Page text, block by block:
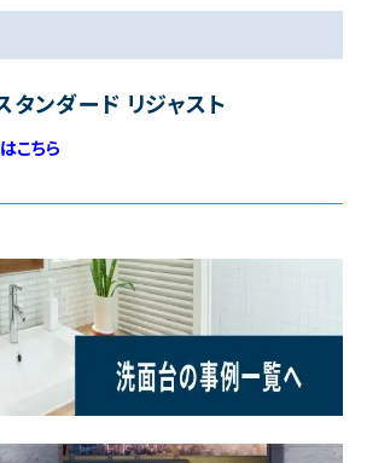
タンダード リジャスト
こちら